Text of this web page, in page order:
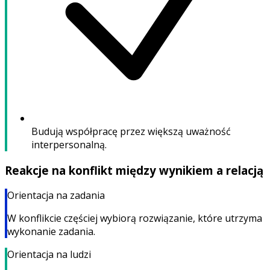
Budują współpracę przez większą uważność
interpersonalną.
Reakcje na konflikt między wynikiem a relacją
Orientacja na zadania
W konflikcie częściej wybiorą rozwiązanie, które utrzyma
wykonanie zadania.
Orientacja na ludzi